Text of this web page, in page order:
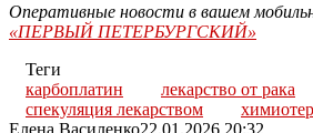
Оперативные новости в вашем
«ПЕРВЫЙ ПЕТЕРБУРГСКИЙ»
Теги
карбоплатин
лекарство от рака
спекуляция лекарством
Елена Василенко22.01.2026 20:32